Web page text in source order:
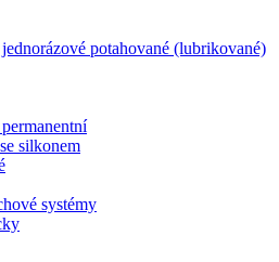
potahované (lubrikované)
silkonem
systémy